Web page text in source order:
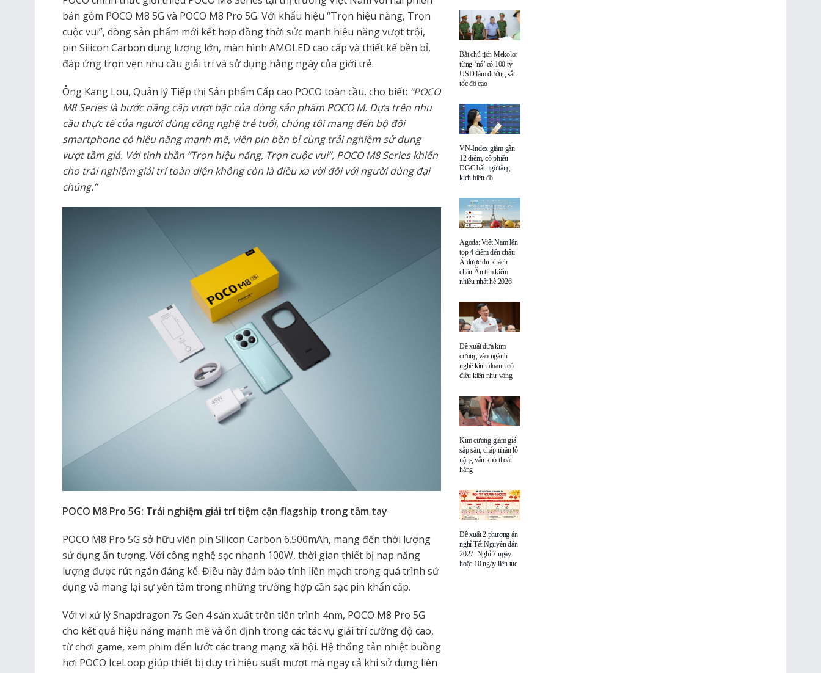
bản gồm POCO M8 5G và POCO M8 Pro 5G. Với khẩu hiệu “Trọn hiệu năng, Trọn
cuộc vui”, dòng sản phẩm mới kết hợp đồng thời sức mạnh hiệu năng vượt trội,
pin Silicon Carbon dung lượng lớn, màn hình AMOLED cao cấp và thiết kế bền bỉ,
đáp ứng trọn vẹn nhu cầu giải trí và sử dụng hằng ngày của giới trẻ.
Ông Kang Lou, Quản lý Tiếp thị Sản phẩm Cấp cao POCO toàn cầu, cho biết: “POCO
M8 Series là bước nâng cấp vượt bậc của dòng sản phẩm POCO M. Dựa trên nhu
cầu thực tế của người dùng công nghệ trẻ tuổi, chúng tôi mang đến bộ đôi
smartphone có hiệu năng mạnh mẽ, viên pin bền bỉ cùng trải nghiệm sử dụng
vượt tầm giá. Với tinh thần “Trọn hiệu năng, Trọn cuộc vui”, POCO M8 Series khiến
cho trải nghiệm giải trí toàn diện không còn là điều xa vời đối với người dùng đại
chúng.”
POCO M8 Pro 5G: Trải nghiệm giải trí tiệm cận flagship trong tầm tay
POCO M8 Pro 5G sở hữu viên pin Silicon Carbon 6.500mAh, mang đến thời lượng
sử dụng ấn tượng. Với công nghệ sạc nhanh 100W, thời gian thiết bị nạp năng
lượng được rút ngắn đáng kể. Điều này đảm bảo tính liền mạch trong quá trình sử
dụng và mang lại sự yên tâm trong những trường hợp cần sạc pin khẩn cấp.
Với vi xử lý Snapdragon 7s Gen 4 sản xuất trên tiến trình 4nm, POCO M8 Pro 5G
cho kết quả hiệu năng mạnh mẽ và ổn định trong các tác vụ giải trí cường độ cao,
từ chơi game, xem phim đến lướt các trang mạng xã hội. Hệ thống tản nhiệt buồng
hơi POCO IceLoop giúp thiết bị duy trì hiệu suất mượt mà ngay cả khi sử dụng liên
Bắt chủ tịch Mekolor
từng ‘nổ’ có 100 tỷ
USD làm đường sắt
tốc độ cao
VN-Index giảm gần
12 điểm, cổ phiếu
DGC bất ngờ tăng
kịch biên độ
Agoda: Việt Nam lên
top 4 điểm đến châu
Á được du khách
châu Âu tìm kiếm
nhiều nhất hè 2026
Đề xuất đưa kim
cương vào ngành
nghề kinh doanh có
điều kiện như vàng
Kim cương giảm giá
sập sàn, chấp nhận lỗ
nặng vẫn khó thoát
hàng
Đề xuất 2 phương án
nghỉ Tết Nguyên đán
2027: Nghỉ 7 ngày
hoặc 10 ngày liên tục